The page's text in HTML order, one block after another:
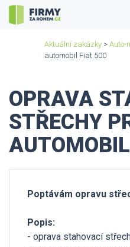
Aktuální zakázky > Auto-
automobil Fiat 500
OPRAVA
STŘECHY
Poptávám opravu
Popis:
- oprava stahovací